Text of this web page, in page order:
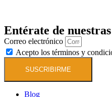
Entérate de
Correo electrónico
Acepto los términos y
SUSCRIBIRME
Blog